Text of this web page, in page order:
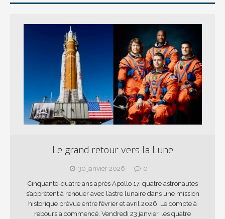
Le grand retour vers la Lune
30 janvier 2026
0
Cinquante-quatre ans après Apollo 17, quatre astronautes
s’apprêtent à renouer avec l’astre lunaire dans une mission
historique prévue entre février et avril 2026. Le compte à
rebours a commencé. Vendredi 23 janvier, les quatre